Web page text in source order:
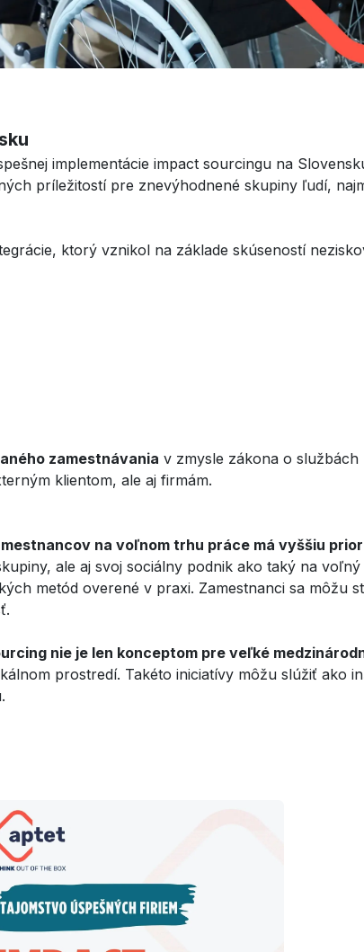
implementácie impact sourcingu na
príležitostí pre znevýhodnené skupiny ľudí,
ktorý vznikol na základe skúseností
zamestnávania v zmysle zákona o
klientom, ale aj firmám.
na voľnom trhu práce má vyššiu
ale aj svoj sociálny podnik ako taký na
metód overené v praxi. Zamestnanci sa môžu
nie je len konceptom pre veľké
prostredí. Takéto iniciatívy môžu slúžiť ako